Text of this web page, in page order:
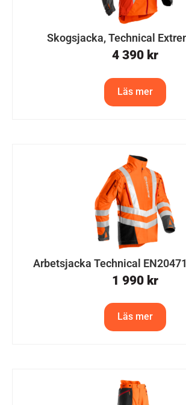
Skogsjacka, Technical
4 390 kr
Läs mer
Arbetsjacka Technical
1 990 kr
Läs mer